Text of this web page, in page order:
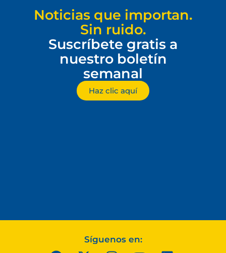
Noticias que importan.
Sin ruido.
Suscríbete gratis a
nuestro boletín
semanal
Haz clic aquí
Síguenos en: